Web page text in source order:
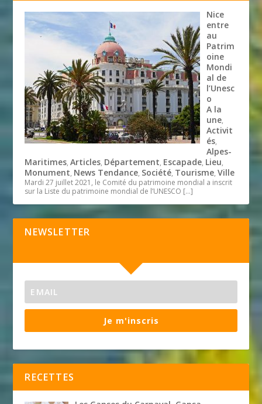
Nice
entre
au
Patrim
oine
Mondi
al de
l’Unesc
o
A la
une,
Activit
és,
Alpes-
Maritimes,Articles, Département, Escapade, Lieu,
Monument, News Tendance, Société, Tourisme,Ville
Mardi 27 juillet 2021, le Comité du patrimoine mondial a inscrit
sur la Liste du patrimoine mondial de l’UNESCO […]
NEWSLETTER
Je m'inscris
RECETTES